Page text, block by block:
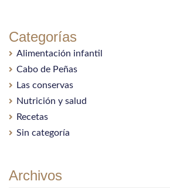
Categorías
Alimentación infantil
Cabo de Peñas
Las conservas
Nutrición y salud
Recetas
Sin categoría
Archivos